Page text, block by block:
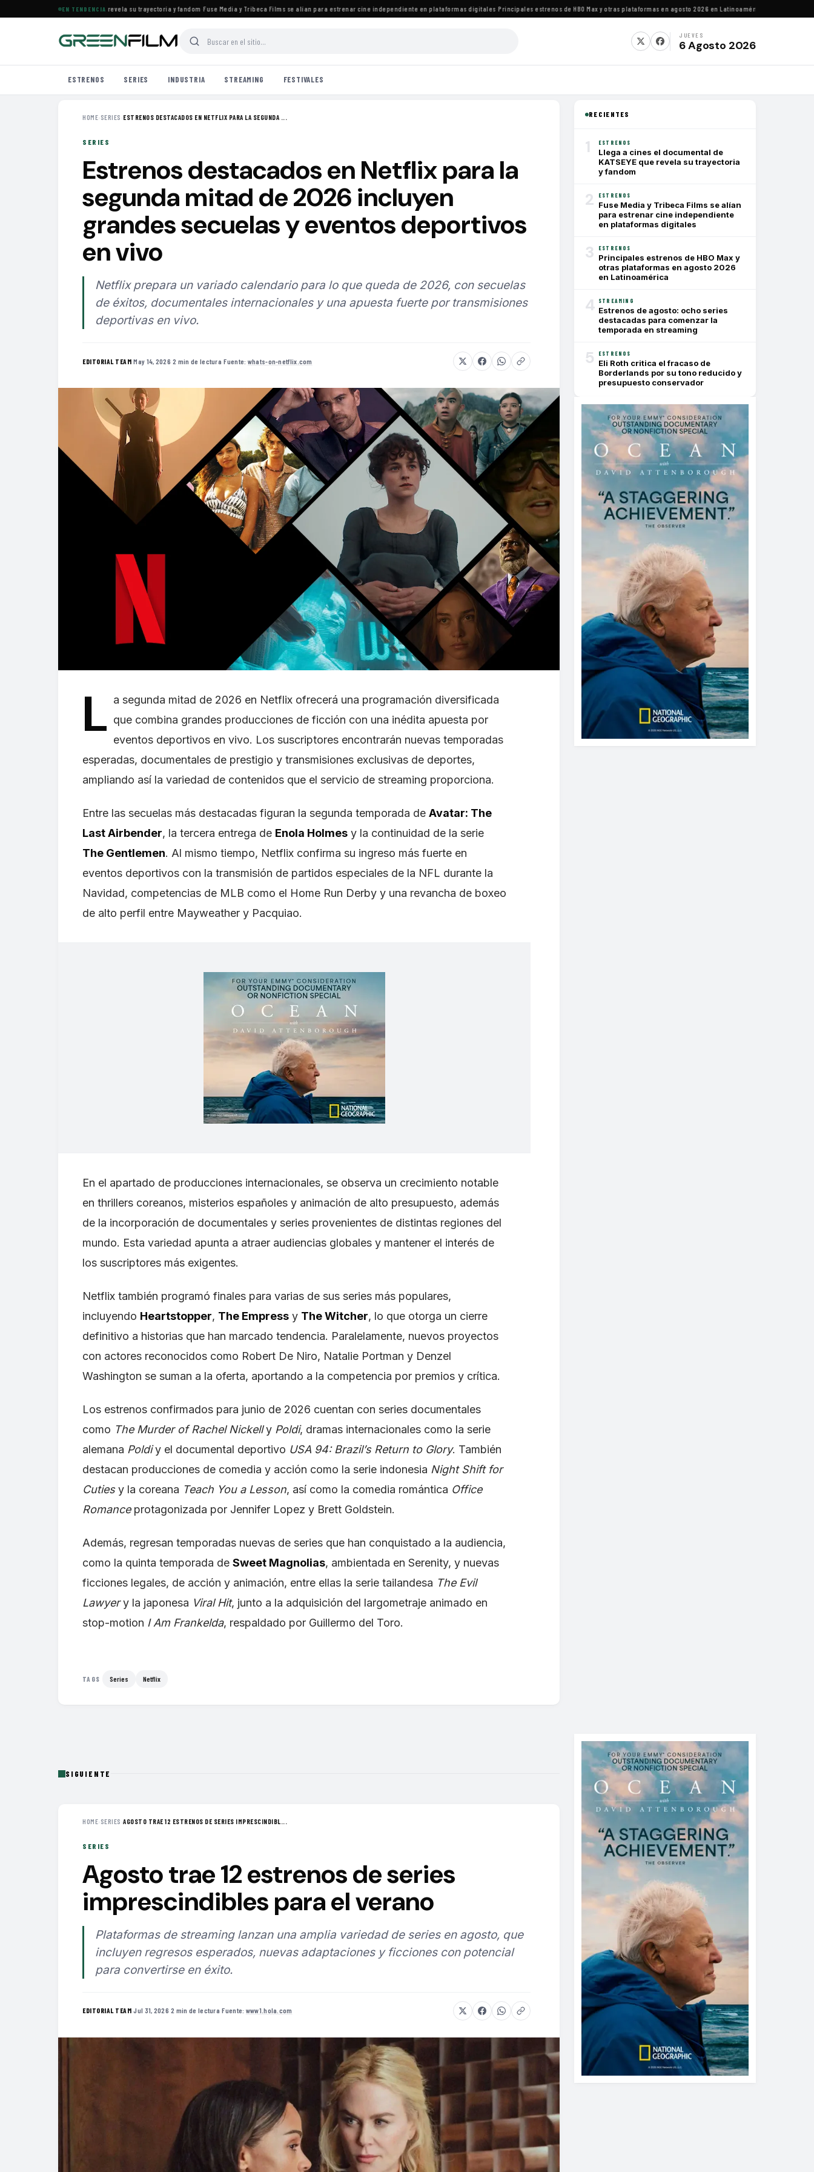
EN TENDENCIA
documental de KATSEYE que revela su trayectoria y fandom·Fuse Media y Tribeca Films se alían para estrenar cine independiente en plataformas digitales·Principales estrenos de HBO Max y otras plataformas en agosto 2026 en Latinoamérica·Estrenos de
JUEVES
6 Agosto 2026
ESTRENOS SERIES INDUSTRIA STREAMING FESTIVALES
HOME› SERIES ›ESTRENOS DESTACADOS EN NETFLIX PARA LA SEGUNDA ...
SERIES
Estrenos destacados en Netflix para la
segunda mitad de 2026 incluyen
grandes secuelas y eventos deportivos
en vivo
Netflix prepara un variado calendario para lo que queda de 2026, con secuelas
de éxitos, documentales internacionales y una apuesta fuerte por transmisiones
deportivas en vivo.
EDITORIAL TEAM·May 14, 2026·2 min de lectura·Fuente: whats-on-netflix.com
L a segunda mitad de 2026 en Netflix ofrecerá una programación diversificada
que combina grandes producciones de ficción con una inédita apuesta por
eventos deportivos en vivo. Los suscriptores encontrarán nuevas temporadas
esperadas, documentales de prestigio y transmisiones exclusivas de deportes,
ampliando así la variedad de contenidos que el servicio de streaming proporciona.
Entre las secuelas más destacadas figuran la segunda temporada de Avatar: The
Last Airbender, la tercera entrega de Enola Holmes y la continuidad de la serie
The Gentlemen. Al mismo tiempo, Netflix confirma su ingreso más fuerte en
eventos deportivos con la transmisión de partidos especiales de la NFL durante la
Navidad, competencias de MLB como el Home Run Derby y una revancha de boxeo
de alto perfil entre Mayweather y Pacquiao.
En el apartado de producciones internacionales, se observa un crecimiento notable
en thrillers coreanos, misterios españoles y animación de alto presupuesto, además
de la incorporación de documentales y series provenientes de distintas regiones del
mundo. Esta variedad apunta a atraer audiencias globales y mantener el interés de
los suscriptores más exigentes.
Netflix también programó finales para varias de sus series más populares,
incluyendo Heartstopper, The Empress y The Witcher, lo que otorga un cierre
definitivo a historias que han marcado tendencia. Paralelamente, nuevos proyectos
con actores reconocidos como Robert De Niro, Natalie Portman y Denzel
Washington se suman a la oferta, aportando a la competencia por premios y crítica.
Los estrenos confirmados para junio de 2026 cuentan con series documentales
como The Murder of Rachel Nickelly Poldi, dramas internacionales como la serie
alemana Poldiy el documental deportivo USA 94: Brazil’s Return to Glory. También
destacan producciones de comedia y acción como la serie indonesia Night Shift for
Cutiesy la coreana Teach You a Lesson, así como la comedia romántica Office
Romanceprotagonizada por Jennifer Lopez y Brett Goldstein.
Además, regresan temporadas nuevas de series que han conquistado a la audiencia,
como la quinta temporada de Sweet Magnolias, ambientada en Serenity, y nuevas
ficciones legales, de acción y animación, entre ellas la serie tailandesa The Evil
Lawyery la japonesa Viral Hit, junto a la adquisición del largometraje animado en
stop-motion I Am Frankelda, respaldado por Guillermo del Toro.
TAGS Series Netflix
RECIENTES
1 ESTRENOS
Llega a cines el documental de
KATSEYE que revela su trayectoria
y fandom
2 ESTRENOS
Fuse Media y Tribeca Films se alían
para estrenar cine independiente
en plataformas digitales
3 ESTRENOS
Principales estrenos de HBO Max y
otras plataformas en agosto 2026
en Latinoamérica
4 STREAMING
Estrenos de agosto: ocho series
destacadas para comenzar la
temporada en streaming
5 ESTRENOS
Eli Roth critica el fracaso de
Borderlands por su tono reducido y
presupuesto conservador
SIGUIENTE
HOME› SERIES ›AGOSTO TRAE 12 ESTRENOS DE SERIES IMPRESCINDIBL...
SERIES
Agosto trae 12 estrenos de series
imprescindibles para el verano
Plataformas de streaming lanzan una amplia variedad de series en agosto, que
incluyen regresos esperados, nuevas adaptaciones y ficciones con potencial
para convertirse en éxito.
EDITORIAL TEAM·Jul 31, 2026·2 min de lectura·Fuente: www1.hola.com